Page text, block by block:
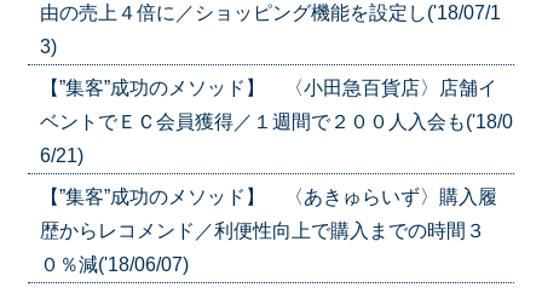
由の売上４倍に／ショッピング機能を設定し('18/07/1
3)
【”集客”成功のメソッド】 〈小田急百貨店〉店舗イ
ベントでＥＣ会員獲得／１週間で２００人入会も('18/0
6/21)
【”集客”成功のメソッド】 〈あきゅらいず〉購入履
歴からレコメンド／利便性向上で購入までの時間３
０％減('18/06/07)